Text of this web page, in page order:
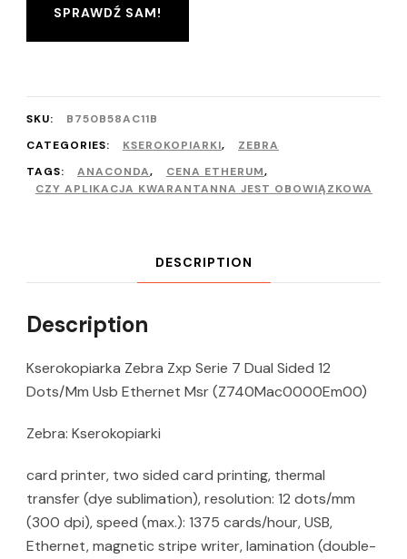
SPRAWDŹ SAM!
SKU:
B750B58AC11B
CATEGORIES:
KSEROKOPIARKI,
ZEBRA
TAGS:
ANACONDA, CENA ETHERUM,
CZY APLIKACJA KWARANTANNA JEST OBOWIĄZKOWA
DESCRIPTION
Description
Kserokopiarka Zebra Zxp Serie 7 Dual Sided 12
Dots/Mm Usb Ethernet Msr (Z740Mac0000Em00)
Zebra: Kserokopiarki
card printer, two sided card printing, thermal
transfer (dye sublimation), resolution: 12 dots/mm
(300 dpi), speed (max.): 1375 cards/hour, USB,
Ethernet, magnetic stripe writer, lamination (double-